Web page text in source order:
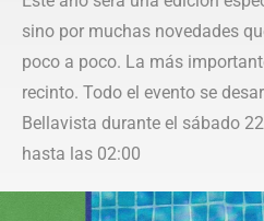
sino por muchas novedades
poco a poco. La más
recinto. Todo el evento se
Bellavista durante el sábado
hasta las 02:00